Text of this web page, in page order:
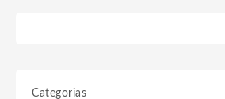
Categorias